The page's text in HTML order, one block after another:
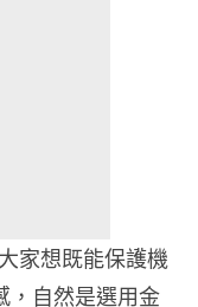
家想既能保護機
，自然是選用金